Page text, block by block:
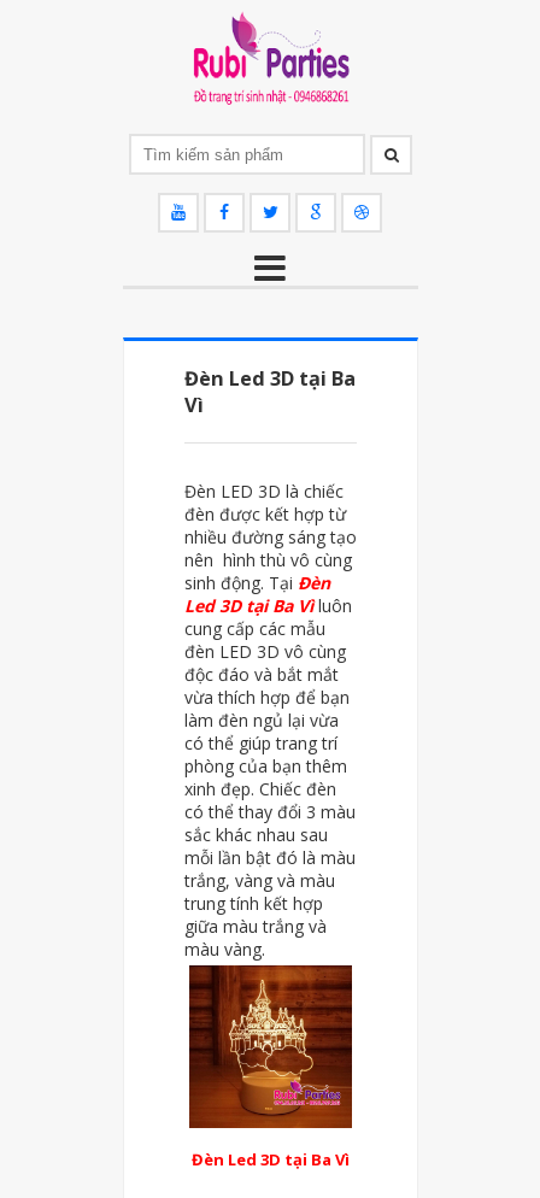
Đèn Led 3D tại Ba
Vì
Đèn LED 3D là chiếc
đèn được kết hợp từ
nhiều đường sáng tạo
nên hình thù vô cùng
sinh động. Tại Đèn
Led 3D tạiBa Vìluôn
cung cấp các mẫu
đèn LED 3D vô cùng
độc đáo và bắt mắt
vừa thích hợp để bạn
làm đèn ngủ lại vừa
có thể giúp trang trí
phòng của bạn thêm
xinh đẹp. Chiếc đèn
có thể thay đổi 3 màu
sắc khác nhau sau
mỗi lần bật đó là màu
trắng, vàng và màu
trung tính kết hợp
giữa màu trắng và
màu vàng.
Đèn Led 3D tại Ba Vì